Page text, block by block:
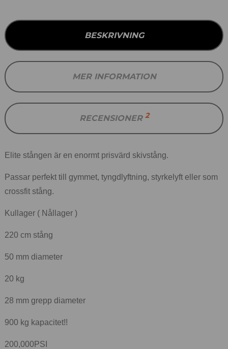
BESKRIVNING
MER INFORMATION
RECENSIONER 2
Elite stången är en enormt prisvärd skivstång.
Passar perfekt till gymmet, tyngdlyftning, styrkelyft eller som
crossfit stång.
Kullager ( Nållager )
220 cm stång
50 mm diameter
20 kg
28 mm grepp diameter
900 kg kapacitet!!
200,000PSI